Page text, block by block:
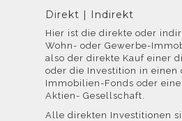
Direkt | Indirekt
Hier ist die direkte oder
Wohn- oder Gewerbe-
also der direkte Kauf einer
oder die Investition in einen
Immobilien-Fonds oder
Aktien- Gesellschaft.
Alle direkten Investitionen